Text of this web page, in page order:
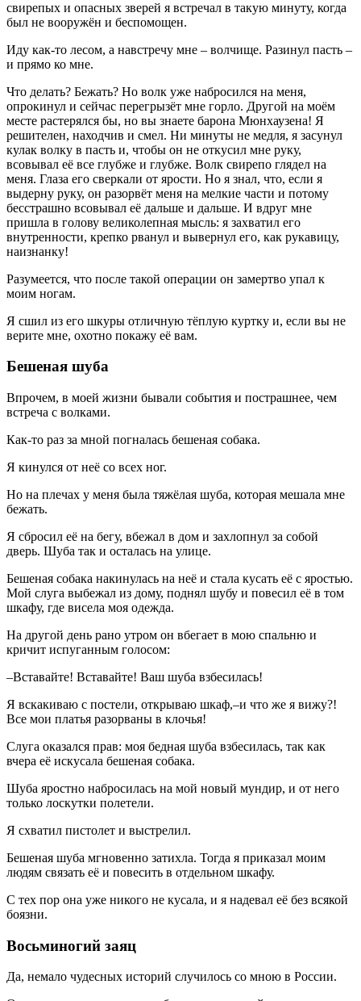
свирепых и опасных зверей я встречал в такую минуту, когда
был не вооружён и беспомощен.
Иду как-то лесом, а навстречу мне – волчище. Разинул пасть –
и прямо ко мне.
Что делать? Бежать? Но волк уже набросился на меня,
опрокинул и сейчас перегрызёт мне горло. Другой на моём
месте растерялся бы, но вы знаете барона Мюнхаузена! Я
решителен, находчив и смел. Ни минуты не медля, я засунул
кулак волку в пасть и, чтобы он не откусил мне руку,
всовывал её все глубже и глубже. Волк свирепо глядел на
меня. Глаза его сверкали от ярости. Но я знал, что, если я
выдерну руку, он разорвёт меня на мелкие части и потому
бесстрашно всовывал её дальше и дальше. И вдруг мне
пришла в голову великолепная мысль: я захватил его
внутренности, крепко рванул и вывернул его, как рукавицу,
наизнанку!
Разумеется, что после такой операции он замертво упал к
моим ногам.
Я сшил из его шкуры отличную тёплую куртку и, если вы не
верите мне, охотно покажу её вам.
Бешеная шуба
Впрочем, в моей жизни бывали события и пострашнее, чем
встреча с волками.
Как-то раз за мной погналась бешеная собака.
Я кинулся от неё со всех ног.
Но на плечах у меня была тяжёлая шуба, которая мешала мне
бежать.
Я сбросил её на бегу, вбежал в дом и захлопнул за собой
дверь. Шуба так и осталась на улице.
Бешеная собака накинулась на неё и стала кусать её с яростью.
Мой слуга выбежал из дому, поднял шубу и повесил её в том
шкафу, где висела моя одежда.
На другой день рано утром он вбегает в мою спальню и
кричит испуганным голосом:
–Вставайте! Вставайте! Ваш шуба взбесилась!
Я вскакиваю с постели, открываю шкаф,–и что же я вижу?!
Все мои платья разорваны в клочья!
Слуга оказался прав: моя бедная шуба взбесилась, так как
вчера её искусала бешеная собака.
Шуба яростно набросилась на мой новый мундир, и от него
только лоскутки полетели.
Я схватил пистолет и выстрелил.
Бешеная шуба мгновенно затихла. Тогда я приказал моим
людям связать её и повесить в отдельном шкафу.
С тех пор она уже никого не кусала, и я надевал её без всякой
боязни.
Восьминогий заяц
Да, немало чудесных историй случилось со мною в России.